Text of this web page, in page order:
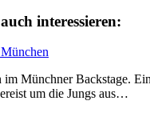
interessieren:
Münchner Backstage.
um die Jungs aus…